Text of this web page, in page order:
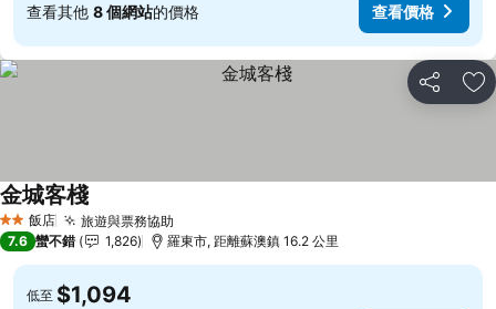
查看其他 8 個網站的價格 查看價格
分享 加
2 星級飯店 旅遊與票務協助
金城客棧查看價格
7.6 蠻不錯 1,826 羅東市, 距離蘇澳鎮 16.2 公里
低至 $1,094